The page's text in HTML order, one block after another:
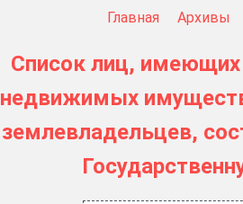
Главная Архивы
Список лиц, имеющих
недвижимых
землевладельцев,